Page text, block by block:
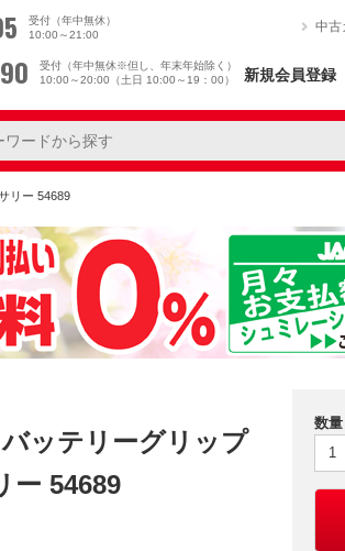
受付（年中無休）
10:00～21:00
受付（年中無休※但し、年末年始除く）
10:00～20:00（土日 10:00～19：00）
中古
新規会員登録
リー 54689
ッテリーグリップ
ー 54689
数量
1